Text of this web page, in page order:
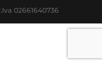
02661640736